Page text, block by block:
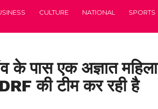
CULTURE NATIONAL SPORTS
के पास एक अज्ञात महिला
की टीम कर रही है